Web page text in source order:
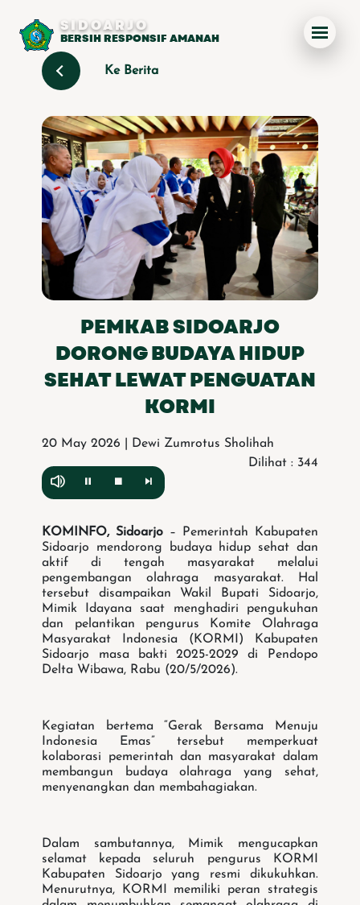
SIDOARJO
BERSIH RESPONSIF AMANAH
Ke Berita
PEMKAB SIDOARJO
DORONG BUDAYA HIDUP
SEHAT LEWAT PENGUATAN
KORMI
20 May 2026 | Dewi Zumrotus Sholihah
Dilihat : 344
KOMINFO, Sidoarjo – Pemerintah Kabupaten
Sidoarjo mendorong budaya hidup sehat dan
aktif di tengah masyarakat melalui
pengembangan olahraga masyarakat. Hal
tersebut disampaikan Wakil Bupati Sidoarjo,
Mimik Idayana saat menghadiri pengukuhan
dan pelantikan pengurus Komite Olahraga
Masyarakat Indonesia (KORMI) Kabupaten
Sidoarjo masa bakti 2025-2029 di Pendopo
Delta Wibawa, Rabu (20/5/2026).
Kegiatan bertema “Gerak Bersama Menuju
Indonesia Emas” tersebut memperkuat
kolaborasi pemerintah dan masyarakat dalam
membangun budaya olahraga yang sehat,
menyenangkan dan membahagiakan.
Dalam sambutannya, Mimik mengucapkan
selamat kepada seluruh pengurus KORMI
Kabupaten Sidoarjo yang resmi dikukuhkan.
Menurutnya, KORMI memiliki peran strategis